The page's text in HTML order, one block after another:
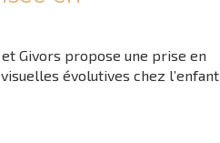
et Givors propose une prise en
évolutives chez l’enfant